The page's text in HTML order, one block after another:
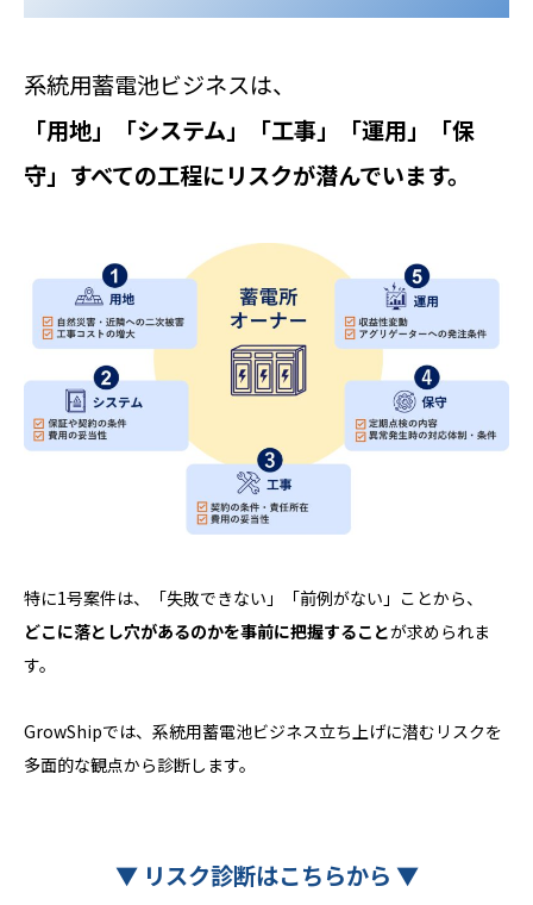
系統用蓄電池ビジネスは、
「用地」「システム」「工事」「運用」「保
守」――すべての工程にリスクが潜んでいます。
特に1号案件は、「失敗できない」「前例がない」ことから、
どこに落とし穴があるのかを事前に把握することが求められま
す。
GrowShipでは、系統用蓄電池ビジネス立ち上げに潜むリスクを
多面的な観点から診断します。
▼ リスク診断はこちらから ▼